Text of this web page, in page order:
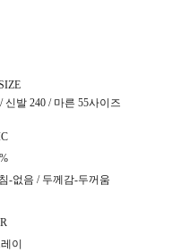
신발 240 / 마른 55사이즈
-없음 / 두께감-두꺼움
이